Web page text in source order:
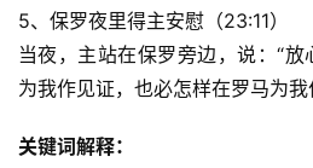
5、保罗夜里得主安慰（23:11）
当夜，主站在保罗旁边，说：“
为我作见证，也必怎样在罗马为我
关键词解释：